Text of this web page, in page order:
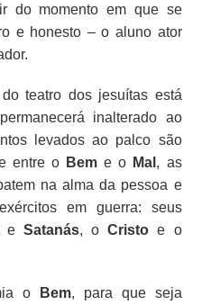
do momento em que se
e honesto – o aluno ator
teatro dos jesuítas está
inalterado ao
levados ao palco são
entre o Bem e o Mal , as
na alma da pessoa e
em guerra: seus
Satanás, oCristo e o
o Bem, para que seja